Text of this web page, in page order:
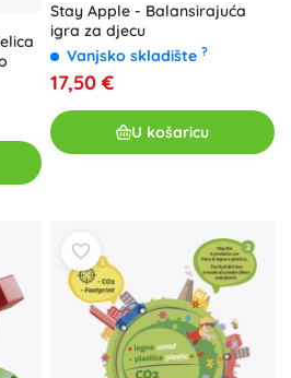
Stay Apple - Balansirajuća
igra za djecu
Vanjsko skladište ?
17,50 €
U košaricu